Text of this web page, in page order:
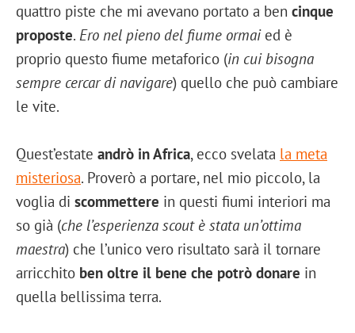
quattro piste che mi avevano portato a ben cinque
proposte. Ero nel pieno del fiume ormai ed è
proprio questo fiume metaforico (in cui bisogna
sempre cercar di navigare) quello che può cambiare
le vite.
Quest’estate andrò in Africa, ecco svelata la meta
misteriosa. Proverò a portare, nel mio piccolo, la
voglia di scommettere in questi fiumi interiori ma
so già (che l’esperienza scout è stata un’ottima
maestra) che l’unico vero risultato sarà il tornare
arricchito ben oltre il bene che potrò donare in
quella bellissima terra.